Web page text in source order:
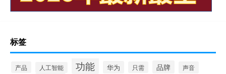
标签
产品 人工智能 功能 华为 只需 品牌 声音